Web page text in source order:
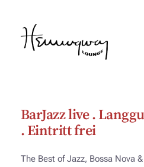
springen
BarJazz live .
. Eintritt frei
The Best of Jazz, Bossa Nova